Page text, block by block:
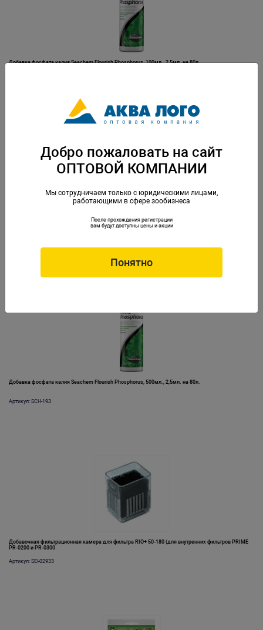
Добавка фосфата калия Seachem Flourish Phosphorus, 100мл., 2,5мл. на 80л.
Добавка фосфата калия Seachem Flourish Phosphorus, 250мл., 2,5мл. на 80л.
Добавка фосфата калия Seachem Flourish Phosphorus, 500мл., 2,5мл. на 80л.
Артикул: SCH-193
Добавочная фильтрационная камера для фильтра RIO+ 50-180 (для внутренних фильтров PRIME
PR-0200 и PR-0300
Артикул: SEI-02933
Добро пожаловать на сайт
ОПТОВОЙ КОМПАНИИ
Мы сотрудничаем только с юридическими лицами,
работающими в сфере зообизнеса
После прохождения регистрации
вам будут доступны цены и акции
Понятно